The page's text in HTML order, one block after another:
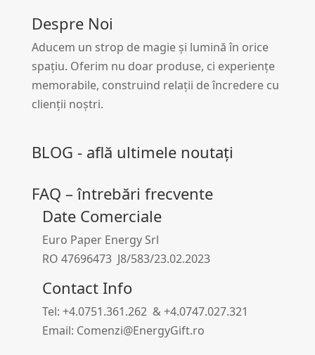
Despre Noi
Aducem un strop de magie și lumină în orice
spațiu. Oferim nu doar produse, ci experiențe
memorabile, construind relații de încredere cu
clienții noștri.
BLOG - află ultimele noutați
FAQ – întrebări frecvente
Date Comerciale
Euro Paper Energy Srl
RO 47696473 J8/583/23.02.2023
Contact Info
Tel: +4.0751.361.262 & +4.0747.027.321
Email: Comenzi@EnergyGift.ro